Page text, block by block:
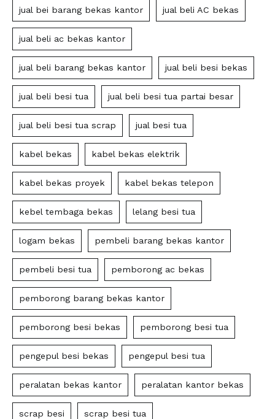
jual bei barang bekas kantor jual beli AC bekas
jual beli ac bekas kantor
jual beli barang bekas kantor jual beli besi bekas
jual beli besi tua jual beli besi tua partai besar
jual beli besi tua scrap jual besi tua
kabel bekas kabel bekas elektrik
kabel bekas proyek kabel bekas telepon
kebel tembaga bekas lelang besi tua
logam bekas pembeli barang bekas kantor
pembeli besi tua pemborong ac bekas
pemborong barang bekas kantor
pemborong besi bekas pemborong besi tua
pengepul besi bekas pengepul besi tua
peralatan bekas kantor peralatan kantor bekas
scrap besi scrap besi tua